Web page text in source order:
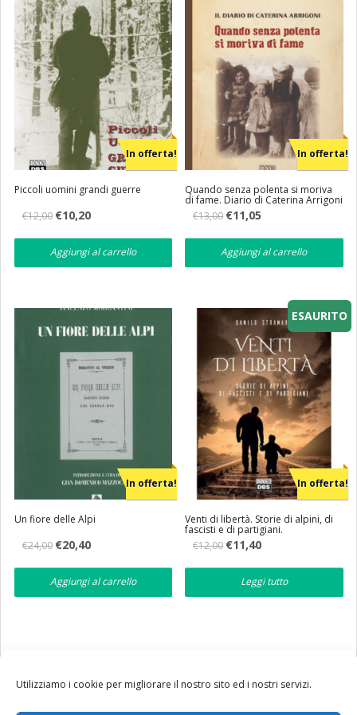
Utilizziamo i cookie per migliorare il nostro sito ed i nostri servizi.
In offerta!
Piccoli uomini grandi guerre
€12,00 Il
prezzo
originale
era:
€10,20Il
attuale
è:
Aggiungi al carrello
In offerta!
Quando senza polenta si moriva
di fame. Diario di Caterina Arrigoni
€13,00 Il
prezzo
originale
era:
€11,05
attuale
è:
Aggiungi al carrello
In offerta!
Un fiore delle Alpi
€24,00 Il
originale
era:
€20,40Il
attuale
è:
Aggiungi al carrello
In offerta!
ESAURITO
Venti di libertà. Storie di alpini, di
fascisti e di partigiani.
€12,00 Il
originale
€11,40Il
attuale
è:
Leggi tutto
Tutte le nostre spedizioni in Italia avvengono via corriere